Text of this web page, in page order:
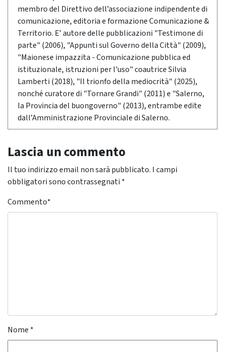
membro del Direttivo dell’associazione indipendente di
comunicazione, editoria e formazione Comunicazione &
Territorio. E’ autore delle pubblicazioni "Testimone di
parte" (2006), "Appunti sul Governo della Città" (2009),
"Maionese impazzita - Comunicazione pubblica ed
istituzionale, istruzioni per l'uso" coautrice Silvia
Lamberti (2018), "Il trionfo della mediocrità" (2025),
nonché curatore di "Tornare Grandi" (2011) e "Salerno,
la Provincia del buongoverno" (2013), entrambe edite
dall’Amministrazione Provinciale di Salerno.
Lascia un commento
Il tuo indirizzo email non sarà pubblicato. I campi
obbligatori sono contrassegnati *
Commento*
Nome *